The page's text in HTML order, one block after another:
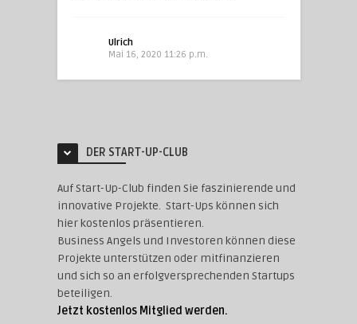
Ulrich
Mai 16, 2020 11:26 p.m.
DER START-UP-CLUB
Auf Start-Up-Club finden Sie faszinierende und
innovative Projekte. Start-Ups können sich
hier kostenlos präsentieren.
Business Angels und Investoren können diese
Projekte unterstützen oder mitfinanzieren
und sich so an erfolgversprechenden Startups
beteiligen.
Jetzt kostenlos Mitglied werden.